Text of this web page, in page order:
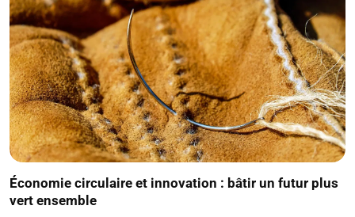
Économie circulaire et innovation : bâtir un futur plus
vert ensemble